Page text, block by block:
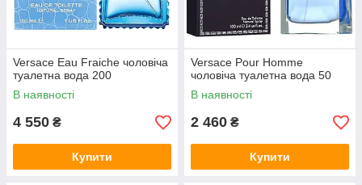
Versace Eau Fraiche чоловіча
туалетна вода 200
В наявності
4 550 ₴
Купити
Versace Pour Homme
чоловіча туалетна вода 50
В наявності
2 460 ₴
Купити